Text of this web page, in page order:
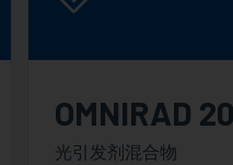
OMNIRAD
光引发剂混合物